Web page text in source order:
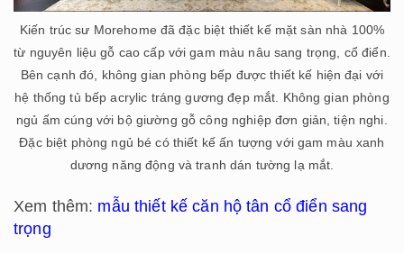
Kiến trúc sư Morehome đã đặc biệt thiết kế mặt sàn nhà 100%
từ nguyên liệu gỗ cao cấp với gam màu nâu sang trọng, cổ điển.
Bên cạnh đó, không gian phòng bếp được thiết kế hiện đại với
hệ thống tủ bếp acrylic tráng gương đẹp mắt. Không gian phòng
ngủ ấm cúng với bộ giường gỗ công nghiệp đơn giản, tiện nghi.
Đặc biệt phòng ngủ bé có thiết kế ấn tượng với gam màu xanh
dương năng động và tranh dán tường lạ mắt.
Xem thêm: mẫu thiết kế căn hộ tân cổ điển sang
trọng